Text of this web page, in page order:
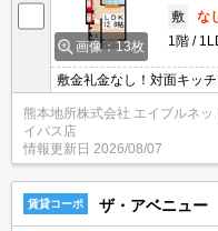
画像：13枚
敷
な
1階
敷金礼金なし！対面キッ
★ エアコン1基付き！！
熊本地所株式会社 エイブルネッ
イパス店
情報更新日 2026/08/07
賃貸コーポ ザ・アベニュー